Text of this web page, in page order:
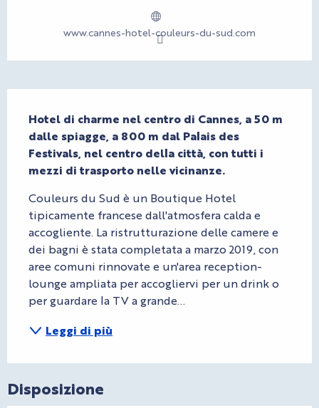
www.cannes-hotel-couleurs-du-sud.com
Hotel di charme nel centro di Cannes, a 50 m
dalle spiagge, a 800 m dal Palais des
Festivals, nel centro della città, con tutti i
mezzi di trasporto nelle vicinanze.
Couleurs du Sud è un Boutique Hotel
tipicamente francese dall'atmosfera calda e
accogliente. La ristrutturazione delle camere e
dei bagni è stata completata a marzo 2019, con
aree comuni rinnovate e un'area reception-
lounge ampliata per accogliervi per un drink o
per guardare la TV a grande...
Leggi di più
Disposizione